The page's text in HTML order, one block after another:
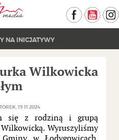
Facebook
NA INICJATYWY
PAPRODZIAD | DZIEŃ DRZEWA
Wilkowicka
19 11 2024
się z rodziną i grupą
Wyruszyliśmy